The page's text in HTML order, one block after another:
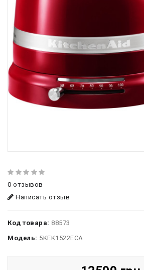
0 отзывов
Написать отзыв
Код товара: 88573
Модель: 5KEK1522ECA